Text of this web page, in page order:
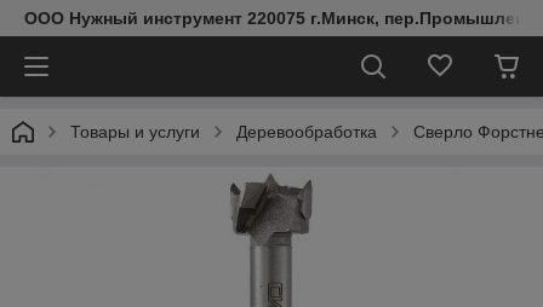
ООО Нужный инструмент 220075 г.Минск,
Товары и услуги Деревообработка Сверло